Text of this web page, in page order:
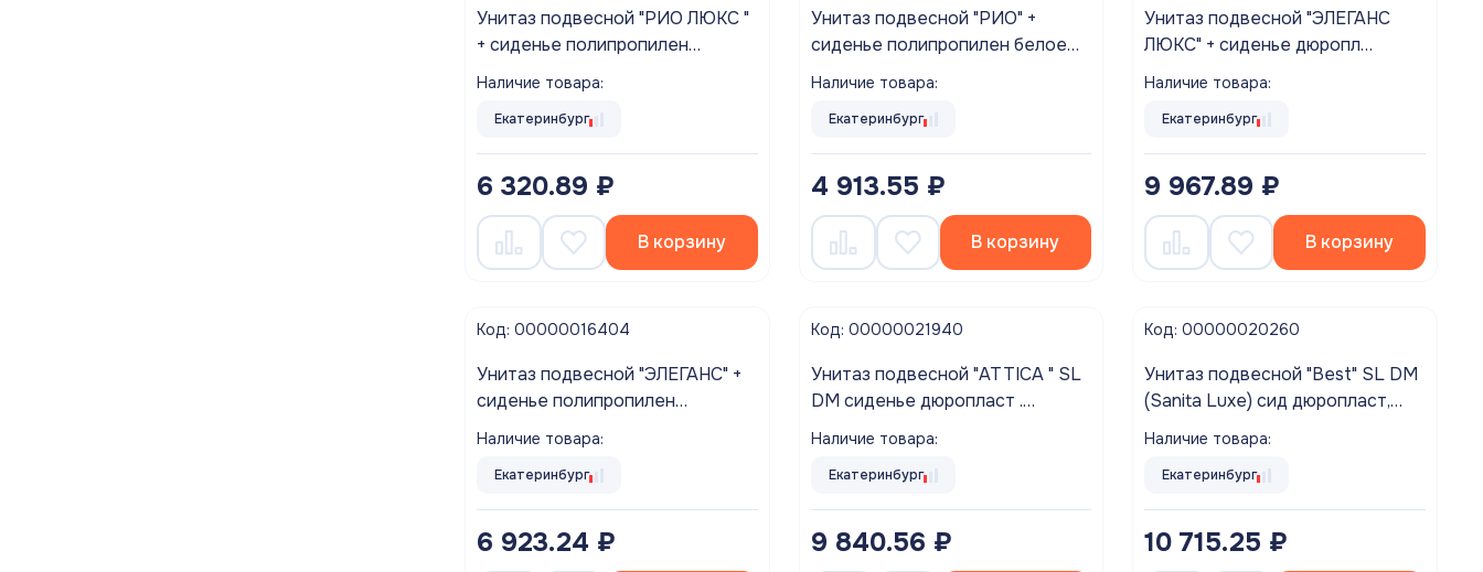
Унитаз подвесной "РИО ЛЮКС "
+ сиденье полипропилен
микролифт ROSA г. Киров
Наличие товара:
Екатеринбург
6 320.89 ₽
В корзину
Унитаз подвесной "РИО" +
сиденье полипропилен белое
ROSA г. Киров
Наличие товара:
Екатеринбург
4 913.55 ₽
В корзину
Унитаз подвесной "ЭЛЕГАНС
ЛЮКС" + сиденье дюропл
микролифт ROSA г. Киров
Наличие товара:
Екатеринбург
9 967.89 ₽
В корзину
Код: 00000016404
Унитаз подвесной "ЭЛЕГАНС" +
сиденье полипропилен
микролифт ROSA г. Киров
Наличие товара:
Екатеринбург
6 923.24 ₽
Код: 00000021940
Унитаз подвесной "ATTICA " SL
DM сиденье дюропласт .
Наличие товара:
Екатеринбург
9 840.56 ₽
Код: 00000020260
Унитаз подвесной "Best" SL DM
(Sanita Luxe) сид дюропласт,
микро лифт , clip-up
Наличие товара:
Екатеринбург
10 715.25 ₽